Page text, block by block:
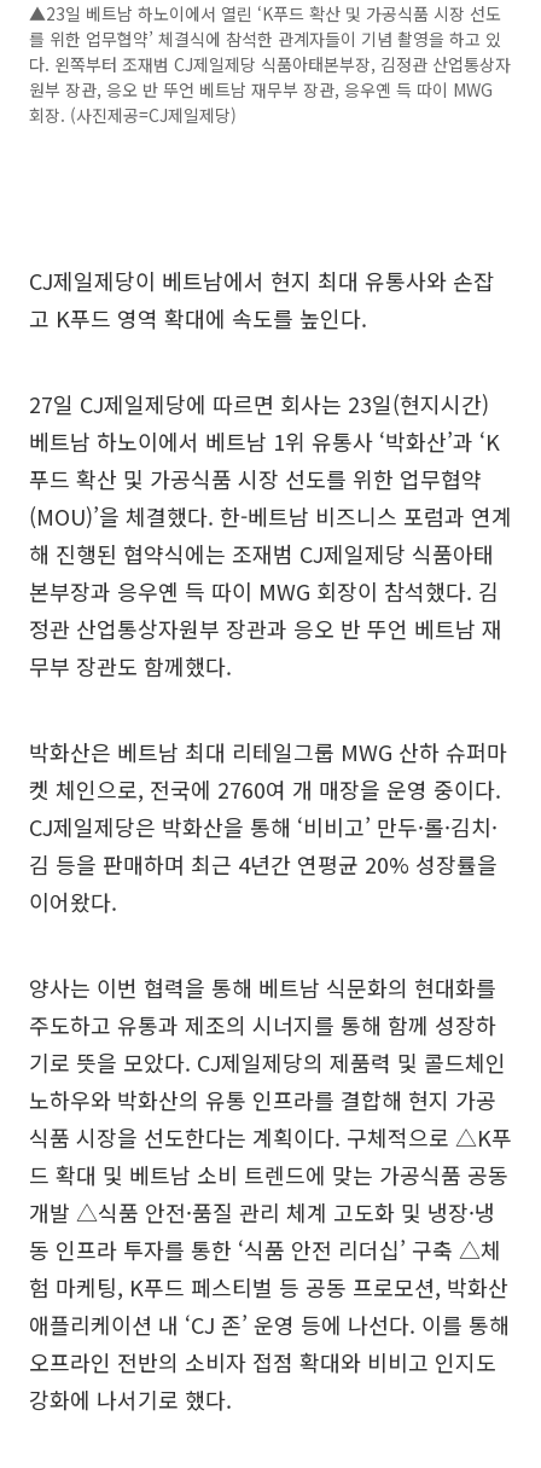
▲23일 베트남 하노이에서 열린 ‘K푸드 확산 및 가공식품 시장 선도
를 위한 업무협약’ 체결식에 참석한 관계자들이 기념 촬영을 하고 있
다. 왼쪽부터 조재범 CJ제일제당 식품아태본부장, 김정관 산업통상자
원부 장관, 응오 반 뚜언 베트남 재무부 장관, 응우옌 득 따이 MWG
회장. (사진제공=CJ제일제당)
CJ제일제당이 베트남에서 현지 최대 유통사와 손잡
고 K푸드 영역 확대에 속도를 높인다.
27일 CJ제일제당에 따르면 회사는 23일(현지시간)
베트남 하노이에서 베트남 1위 유통사 ‘박화산’과 ‘K
푸드 확산 및 가공식품 시장 선도를 위한 업무협약
(MOU)’을 체결했다. 한-베트남 비즈니스 포럼과 연계
해 진행된 협약식에는 조재범 CJ제일제당 식품아태
본부장과 응우옌 득 따이 MWG 회장이 참석했다. 김
정관 산업통상자원부 장관과 응오 반 뚜언 베트남 재
무부 장관도 함께했다.
박화산은 베트남 최대 리테일그룹 MWG 산하 슈퍼마
켓 체인으로, 전국에 2760여 개 매장을 운영 중이다.
CJ제일제당은 박화산을 통해 ‘비비고’ 만두·롤·김치·
김 등을 판매하며 최근 4년간 연평균 20% 성장률을
이어왔다.
양사는 이번 협력을 통해 베트남 식문화의 현대화를
주도하고 유통과 제조의 시너지를 통해 함께 성장하
기로 뜻을 모았다. CJ제일제당의 제품력 및 콜드체인
노하우와 박화산의 유통 인프라를 결합해 현지 가공
식품 시장을 선도한다는 계획이다. 구체적으로 △K푸
드 확대 및 베트남 소비 트렌드에 맞는 가공식품 공동
개발 △식품 안전·품질 관리 체계 고도화 및 냉장·냉
동 인프라 투자를 통한 ‘식품 안전 리더십’ 구축 △체
험 마케팅, K푸드 페스티벌 등 공동 프로모션, 박화산
애플리케이션 내 ‘CJ 존’ 운영 등에 나선다. 이를 통해
오프라인 전반의 소비자 접점 확대와 비비고 인지도
강화에 나서기로 했다.